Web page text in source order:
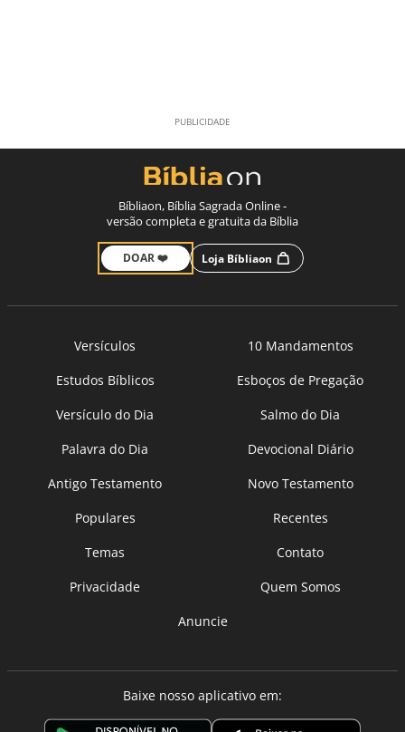
Bíbliaon, Bíblia Sagrada Online -
versão completa e gratuita da Bíblia
DOAR ❤️ Loja Bíbliaon
Versículos
10 Mandamentos
Estudos Bíblicos
Esboços de Pregação
Versículo do Dia
Salmo do Dia
Palavra do Dia
Devocional Diário
Antigo Testamento
Novo Testamento
Populares
Recentes
Temas
Contato
Privacidade
Quem Somos
Anuncie
Baixe nosso aplicativo em: